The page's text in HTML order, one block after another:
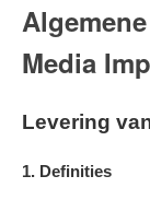
Media
Levering
1. Definities